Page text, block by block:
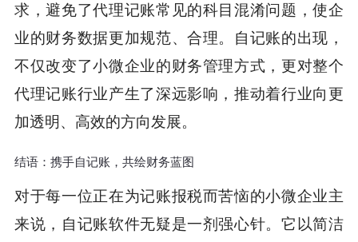
求，避免了代理记账常见的科目混淆问题，使企
业的财务数据更加规范、合理。自记账的出现，
不仅改变了小微企业的财务管理方式，更对整个
代理记账行业产生了深远影响，推动着行业向更
加透明、高效的方向发展。
结语：携手自记账，共绘财务蓝图
对于每一位正在为记账报税而苦恼的小微企业主
来说，自记账软件无疑是一剂强心针。它以简洁